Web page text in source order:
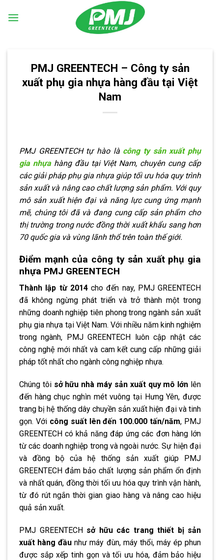
PMJ GREENTECH – Công ty sản
xuất phụ gia nhựa hàng đầu tại Việt
Nam
PMJ GREENTECH tự hào là công ty sản xuất phụ
gia nhựahàng đầu tại Việt Nam, chuyên cung cấp
các giải pháp phụ gia nhựa giúp tối ưu hóa quy trình
sản xuất và nâng cao chất lượng sản phẩm. Với quy
mô sản xuất hiện đại và năng lực cung ứng mạnh
mẽ, chúng tôi đã và đang cung cấp sản phẩm cho
thị trường trong nước đồng thời xuất khẩu sang hơn
70 quốc gia và vùng lãnh thổ trên toàn thế giới.
Điểm mạnh của công ty sản xuất phụ gia
nhựa PMJ GREENTECH
Thành lập từ 2014 cho đến nay, PMJ GREENTECH
đã không ngừng phát triển và trở thành một trong
những doanh nghiệp tiên phong trong ngành sản xuất
phụ gia nhựa tại Việt Nam. Với nhiều năm kinh nghiệm
trong ngành, PMJ GREENTECH luôn cập nhật các
công nghệ mới nhất và cam kết cung cấp những giải
pháp tốt nhất cho ngành công nghiệp nhựa.
Chúng tôi sở hữu nhà máy sản xuất quy mô lớn lên
đến hàng chục nghìn mét vuông tại Hưng Yên, được
trang bị hệ thống dây chuyền sản xuất hiện đại và tinh
gọn. Với công suất lên đến 100.000 tấn/năm, PMJ
GREENTECH có khả năng đáp ứng các đơn hàng lớn
từ các doanh nghiệp trong và ngoài nước. Sự hiện đại
và đồng bộ của hệ thống sản xuất giúp PMJ
GREENTECH đảm bảo chất lượng sản phẩm ổn định
và nhất quán, đồng thời tối ưu hóa quy trình vận hành,
từ đó rút ngắn thời gian giao hàng và nâng cao hiệu
quả sản xuất.
PMJ GREENTECH sở hữu các trang thiết bị sản
xuất hàng đầu như máy đùn, máy thổi, máy ép phun
được sắp xếp tinh gọn và tối ưu hóa, đảm bảo hiệu